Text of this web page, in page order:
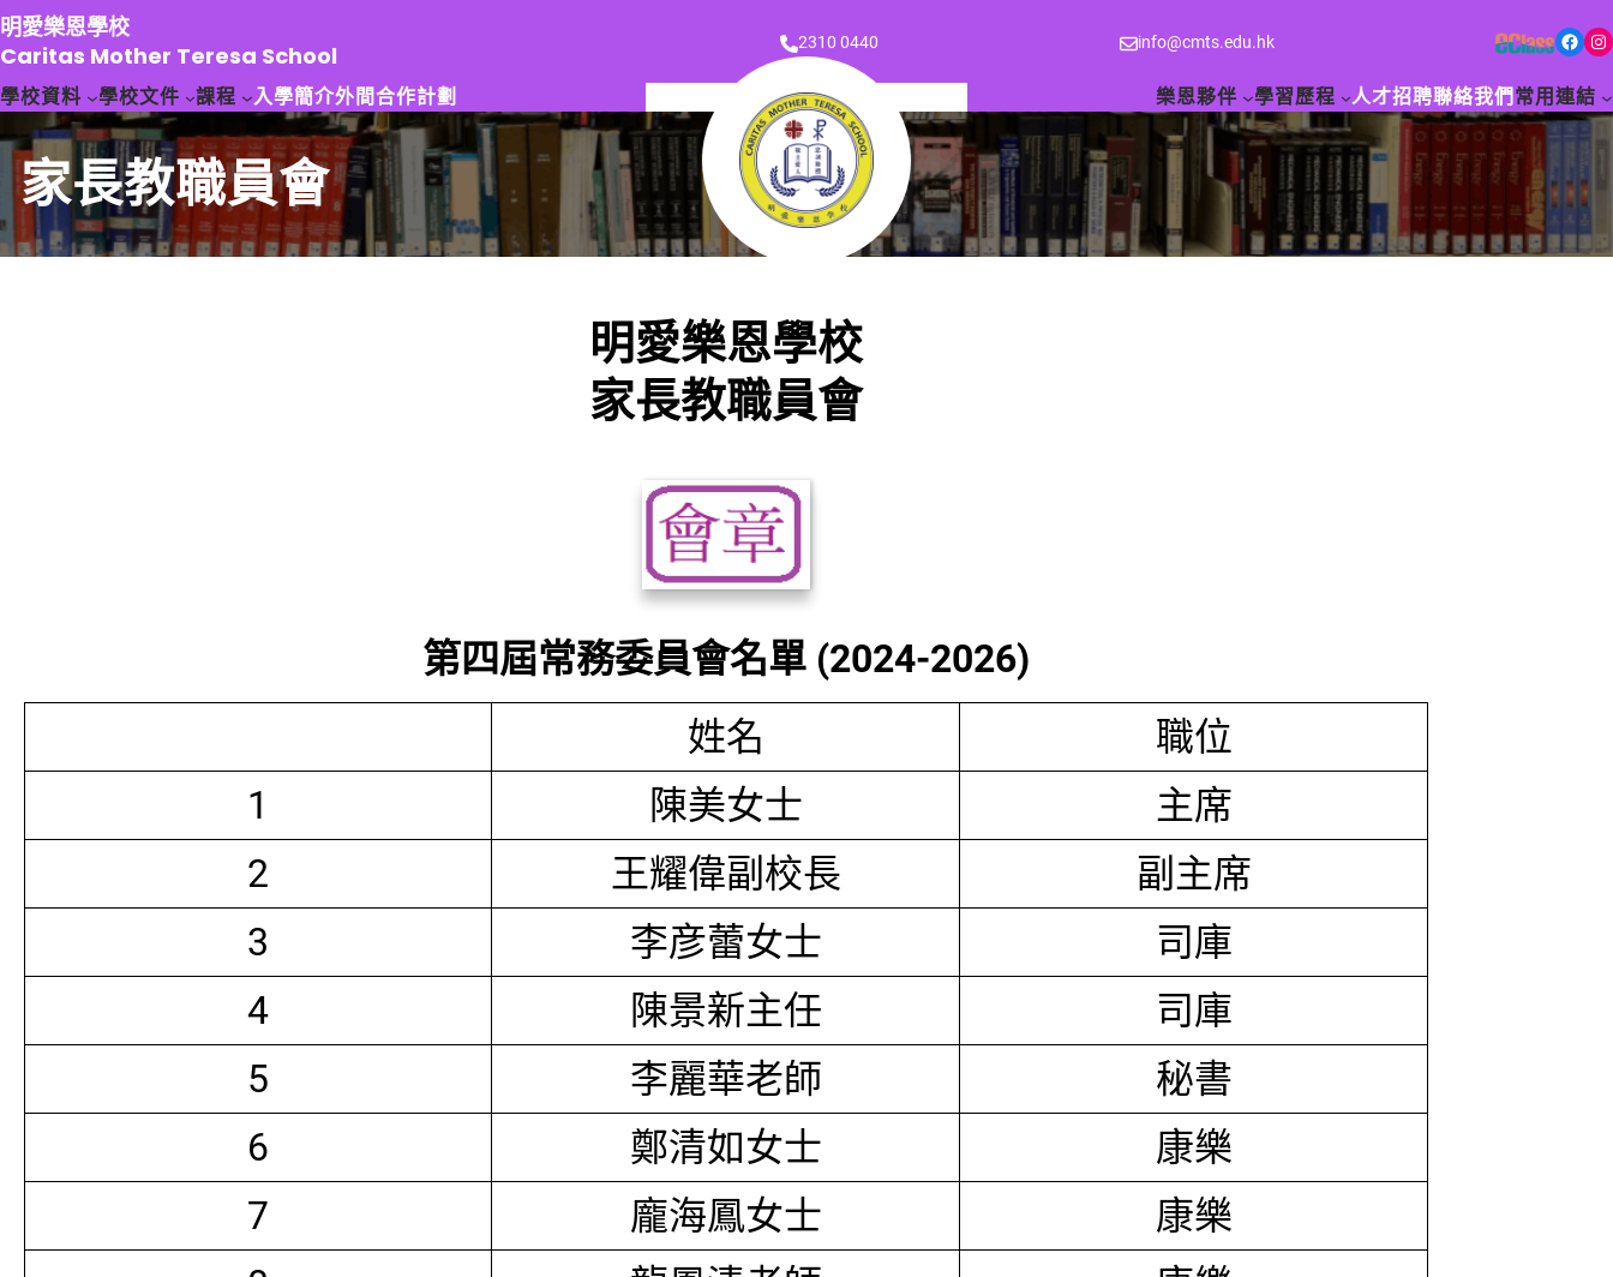
跳
至
主
要
容
明愛樂恩學校
Caritas Mother Teresa School
2310 0440 info@cmts.edu.hk Facebook Instagram
學校資料 學校文件 課程 入學簡介外間合作計劃 樂恩夥伴 學習歷程 人才招聘聯絡我們 常用連結
家長教職員會
明愛樂恩學校
家長教職員會
第四屆常務委員會名單 (2024-2026)
姓名
職位
1
陳美女士
主席
2
王耀偉副校長
副主席
3
李彦蕾女士
司庫
4
陳景新主任
司庫
5
李麗華老師
秘書
6
鄭清如女士
康樂
7
龐海鳳女士
康樂